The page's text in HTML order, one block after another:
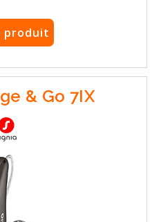
produit
& Go 7IX